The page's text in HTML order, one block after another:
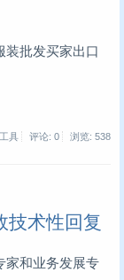
装批发买家出口
具 评论: 0 浏览: 538
技术性回复
家和业务发展专